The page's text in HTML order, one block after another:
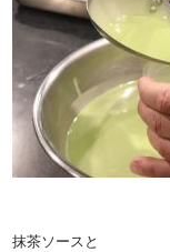
抹茶ソースと